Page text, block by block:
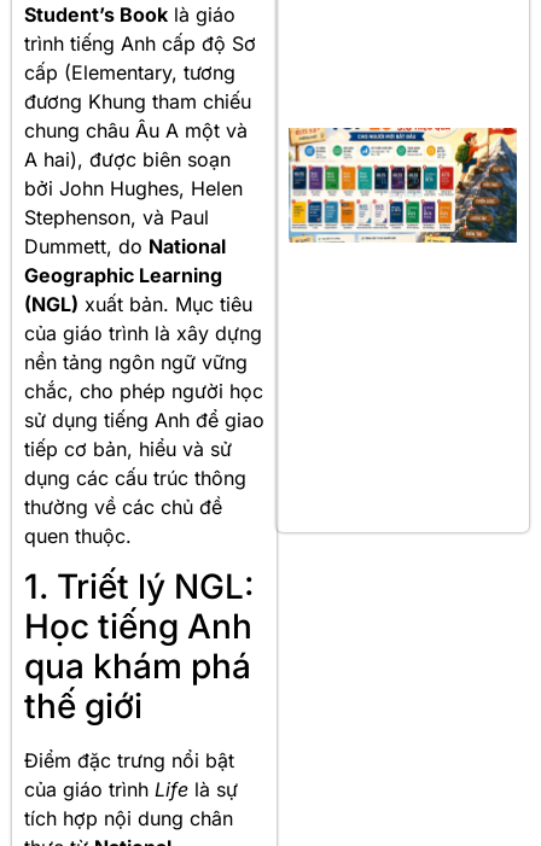
Student’s Book là giáo
trình tiếng Anh cấp độ Sơ
cấp (Elementary, tương
đương Khung tham chiếu
chung châu Âu A một và
A hai), được biên soạn
bởi John Hughes, Helen
Stephenson, và Paul
Dummett, do National
Geographic Learning
(NGL) xuất bản. Mục tiêu
của giáo trình là xây dựng
nền tảng ngôn ngữ vững
chắc, cho phép người học
sử dụng tiếng Anh để giao
tiếp cơ bản, hiểu và sử
dụng các cấu trúc thông
thường về các chủ đề
quen thuộc.
1. Triết lý NGL:
Học tiếng Anh
qua khám phá
thế giới
Điểm đặc trưng nổi bật
của giáo trình Life là sự
tích hợp nội dung chân